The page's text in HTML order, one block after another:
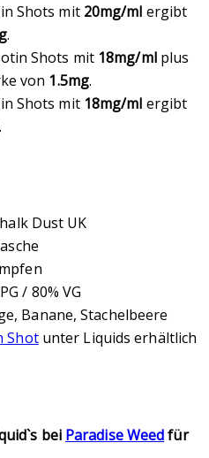
Shots mit 20mg/ml ergibt
.
Shots mit 18mg/mlplus
von 1.5mg.
Shots mit 18mg/ml ergibt
Dust UK
/ 80% VG
Banane, Stachelbeere
Shotunter Liquids erhältlich
bei Paradise Weedfür